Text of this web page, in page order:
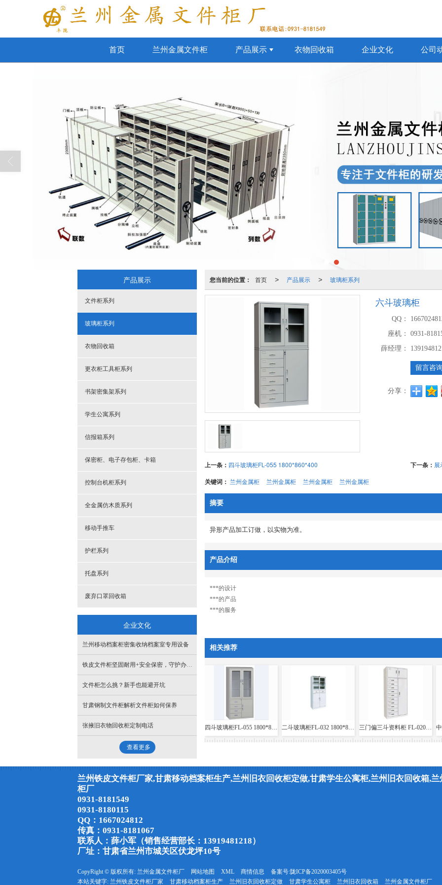
首页 兰州金属文件柜 产品展示 衣物回收箱 企业文化 公司
您当前的位置： 首页 > 产品展示 > 玻璃柜系列
六斗玻璃柜
QQ：
座机：
0931-
薛经理：
留言咨询
分享：
上一条： 四斗玻璃柜FL-055 1800*860*400 下一条： 展
关键词： 兰州金属柜 兰州金属柜 兰州金属柜 兰州金属柜
摘要
异形产品加工订做，以实物为准。
产品介绍
***的设计
***的产品
***的服务
相关推荐
四斗玻璃柜FL-055 1800*860*400 二斗玻璃柜FL-032 1800*860*400 三门偏三斗资料柜 FL-020 1800*860*400
产品展示
文件柜系列
玻璃柜系列
衣物回收箱
更衣柜工具柜系列
书架密集架系列
学生公寓系列
信报箱系列
保密柜、电子存包柜、卡箱
控制台机柜系列
全金属仿木质系列
移动手推车
护栏系列
托盘系列
废弃口罩回收箱
企业文化
兰州移动档案柜密集收纳档案室专用设备
铁皮文件柜坚固耐用+安全保密，守护办公资料存储安全
​文件柜怎么挑？新手也能避开坑
甘肃钢制文件柜解析文件柜如何保养
张掖旧衣物回收柜定制电话
查看更多
兰州铁皮文件柜厂家,甘肃移动档案柜生产,兰州旧衣回收柜定做,甘肃学生公寓柜,兰州旧衣回收箱,
柜厂
0931-8181549
0931-8180115
QQ：1667024812
传真：0931-8181067
联系人：薛小军（销售经营部长：13919481218）
厂址：甘肃省兰州市城关区伏龙坪10号
CopyRight © 版权所有: 兰州金属文件柜厂 网站地图 XML 商情信息 备案号:陇ICP备2020003405号
本站关键字: 兰州铁皮文件柜厂家 甘肃移动档案柜生产 兰州旧衣回收柜定做 甘肃学生公寓柜 兰州旧衣回收箱 兰州金属文件柜厂